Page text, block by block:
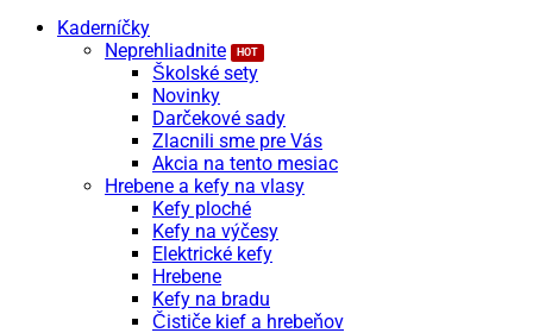
Kaderníčky
Neprehliadnite
Školské sety
Novinky
Darčekové sady
Zlacnili sme pre Vás
Akcia na tento mesiac
Hrebene a kefy na vlasy
Kefy ploché
Kefy na výčesy
Elektrické kefy
Hrebene
Kefy na bradu
Čističe kief a hrebeňov